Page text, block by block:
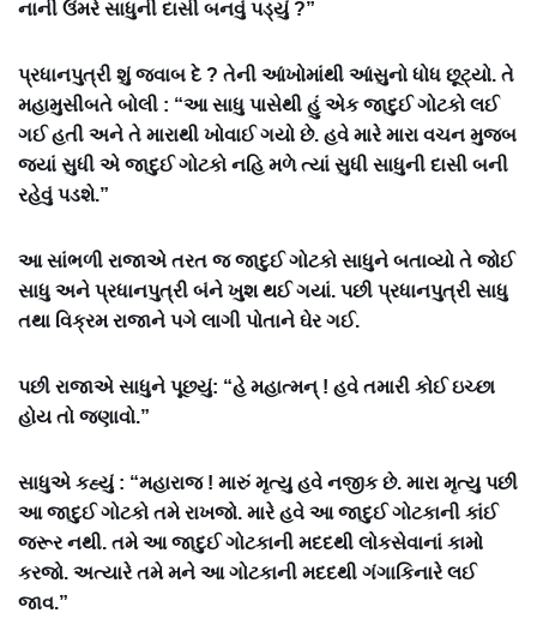
નાની ઉંમરે સાધુની દાસી બનવું પડ્યું ?”
પ્રધાનપુત્રી શું જવાબ દે ? તેની આંખોમાંથી આંસુનો ધોધ છૂટ્યો. તે
મહામુસીબતે બોલી : “આ સાધુ પાસેથી હું એક જાદુઈ ગોટકો લઈ
ગઈ હતી અને તે મારાથી ખોવાઈ ગયો છે. હવે મારે મારા વચન મુજબ
જ્યાં સુધી એ જાદુઈ ગોટકો નહિ મળે ત્યાં સુધી સાધુની દાસી બની
રહેવું પડશે.”
આ સાંભળી રાજાએ તરત જ જાદુઈ ગોટકો સાધુને બતાવ્યો તે જોઈ
સાધુ અને પ્રધાનપુત્રી બંને ખુશ થઈ ગયાં. પછી પ્રધાનપુત્રી સાધુ
તથા વિક્રમ રાજાને પગે લાગી પોતાને ઘેર ગઈ.
પછી રાજાએ સાધુને પૂછયું: “હે મહાત્મન્ ! હવે તમારી કોઈ ઇચ્છા
હોય તો જણાવો.”
સાધુએ કહ્યું : “મહારાજ ! મારું મૃત્યુ હવે નજીક છે. મારા મૃત્યુ પછી
આ જાદુઈ ગોટકો તમે રાખજો. મારે હવે આ જાદુઈ ગોટકાની કાંઈ
જરૂર નથી. તમે આ જાદુઈ ગોટકાની મદદથી લોકસેવાનાં કામો
કરજો. અત્યારે તમે મને આ ગોટકાની મદદથી ગંગાકિનારે લઈ
જાવ.”